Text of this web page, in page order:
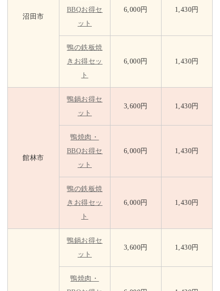
沼田市
BBQお得セ
ット
6,000円 1,430円
鴨の鉄板焼
きお得セッ
ト
6,000円 1,430円
館林市
鴨鍋お得セ
ット
3,600円 1,430円
鴨焼肉・
BBQお得セ
ット
6,000円 1,430円
鴨の鉄板焼
きお得セッ
ト
6,000円 1,430円
鴨鍋お得セ
ット
3,600円 1,430円
鴨焼肉・